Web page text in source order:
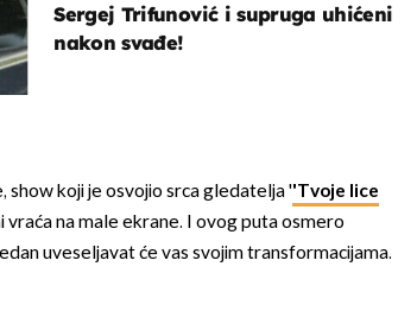
Sergej Trifunović i supruga uhićeni
nakon svađe!
show koji je osvojio srca gledatelja ''Tvoje lice
vraća na male ekrane. I ovog puta osmero
uveseljavat će vas svojim transformacijama.